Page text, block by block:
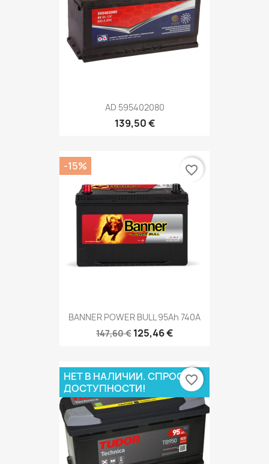
AD 595402080
139,50 €
BANNER POWER BULL 95Ah 740A
147,60 € 125,46 €
-15% favorite_border
НЕТ В НАЛИЧИИ. СПРОСИ О
ДОСТУПНОСТИ!
favorite_border